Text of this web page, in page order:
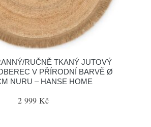
RUČNĚ TKANÝ JUTOVÝ
V PŘÍRODNÍ BARVĚ Ø
NURU – HANSE HOME
2 999 Kč